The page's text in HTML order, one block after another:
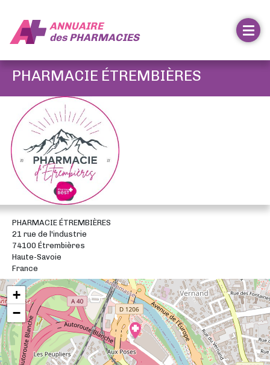
ANNUAIRE
desPHARMACIES
PHARMACIE ÉTREMBIÈRES
PHARMACIE ÉTREMBIÈRES
21 rue de l'industrie
74100 Étrembières
Haute-Savoie
France
+
−